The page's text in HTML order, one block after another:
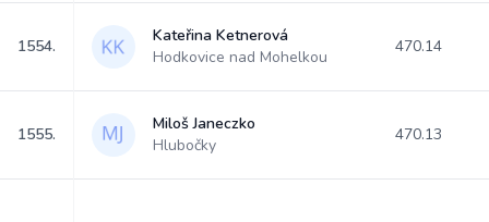
1554.
Kateřina Ketnerová
Hodkovice nad Mohelkou
470.14
1555.
Miloš Janeczko
Hlubočky
470.13